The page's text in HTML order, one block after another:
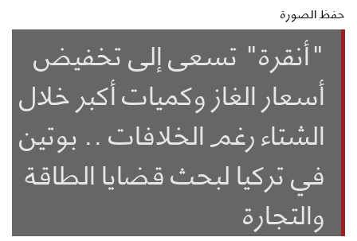
حفظ الصورة
"أنقرة" تسعى إلى تخفيض
أسعار الغاز وكميات أكبر خلال
الشتاء رغم الخلافات .. بوتين
في تركيا لبحث قضايا الطاقة
والتجارة